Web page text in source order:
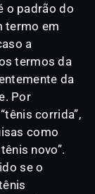
o padrão do
termo em
a
termos da
da
Por
corrida”,
como
novo”.
se o